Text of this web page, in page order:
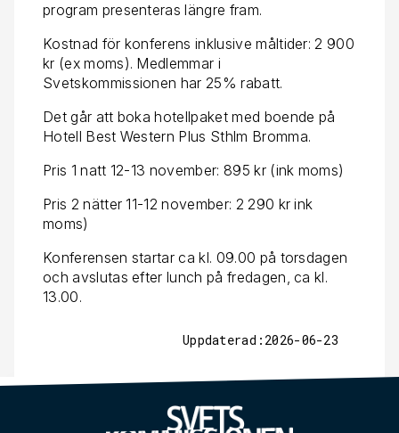
program presenteras längre fram.
Kostnad för konferens inklusive måltider: 2 900
kr (ex moms). Medlemmar i
Svetskommissionen har 25% rabatt.
Det går att boka hotellpaket med boende på
Hotell Best Western Plus Sthlm Bromma.
Pris 1 natt 12-13 november: 895 kr (ink moms)
Pris 2 nätter 11-12 november: 2 290 kr ink
moms)
Konferensen startar ca kl. 09.00 på torsdagen
och avslutas efter lunch på fredagen, ca kl.
13.00.
Uppdaterad:2026-06-23